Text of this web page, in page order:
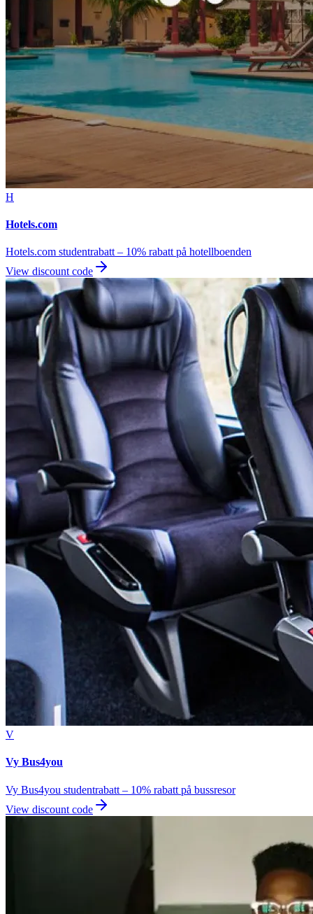
H
Hotels.com
Hotels.com studentrabatt – 10% rabatt på hotellboenden
View discount code
V
Vy Bus4you
Vy Bus4you studentrabatt – 10% rabatt på bussresor
View discount code